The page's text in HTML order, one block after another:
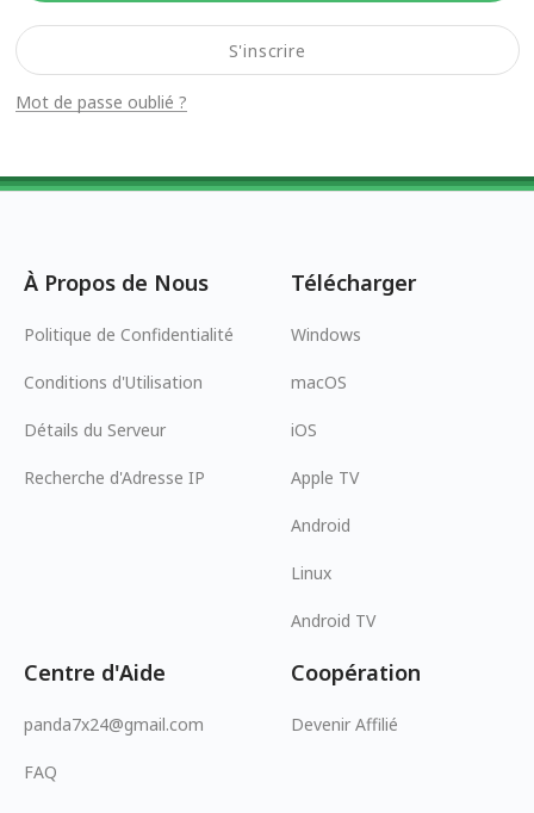
Mot de passe oublié ?
S'inscrire
À Propos de Nous
Politique de Confidentialité
Conditions d'Utilisation
Détails du Serveur
Recherche d'Adresse IP
Télécharger
Windows
macOS
iOS
Apple TV
Android
Linux
Android TV
Centre d'Aide
panda7x24@gmail.com
FAQ
Coopération
Devenir Affilié